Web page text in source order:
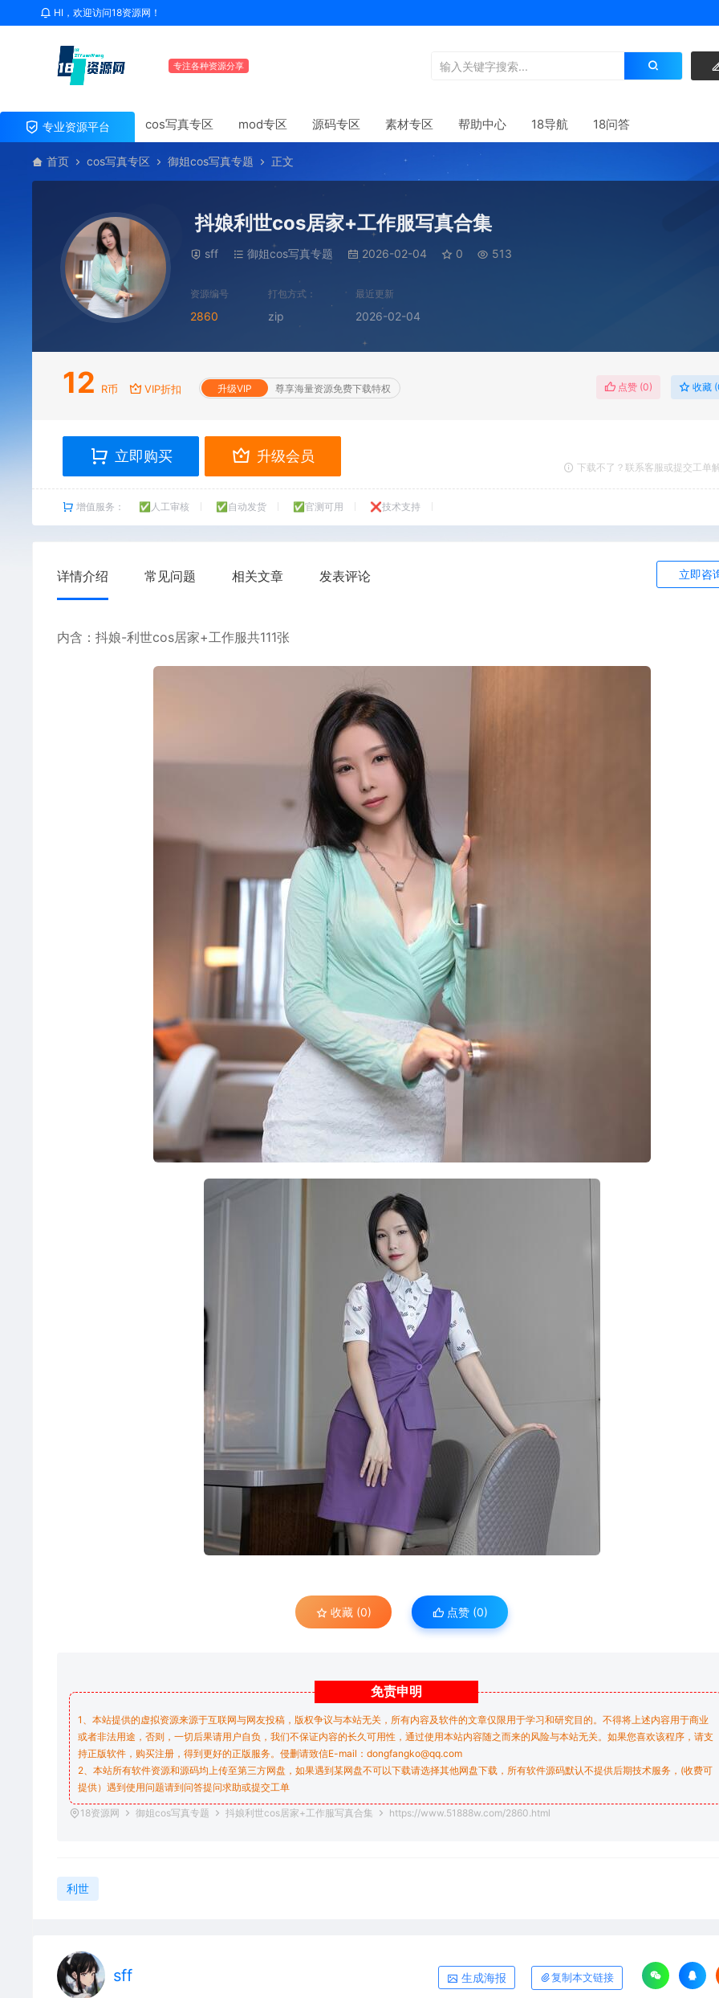
HI，欢迎访问18资源网！
专注各种资源分享
专业资源平台 cos写真专区 mod专区 源码专区 素材专区 帮助中心 18导航 18问答
首页 cos写真专区 御姐cos写真专题 正文
抖娘利世cos居家+工作服写真合集
sff 御姐cos写真专题 2026-02-04 0 513
资源编号
2860
打包方式：
zip
最近更新
2026-02-04
12 R币 VIP折扣 升级VIP 尊享海量资源免费下载特权 点赞 (0) 收藏
立即购买 升级会员
下载不了？联系客服或提交工单
增值服务： ✅人工审核 ✅自动发货 ✅官测可用 ❌技术支持
详情介绍 常见问题 相关文章 发表评论 立即咨
内含：抖娘-利世cos居家+工作服共111张
收藏 (0) 点赞 (0)
免责申明
1、本站提供的虚拟资源来源于互联网与网友投稿，版权争议与本站无关，所有内容及软件的文章仅限用于学习和研究目的。不得将上述内容用于商业
或者非法用途，否则，一切后果请用户自负，我们不保证内容的长久可用性，通过使用本站内容随之而来的风险与本站无关。如果您喜欢该程序，请支
持正版软件，购买注册，得到更好的正版服务。侵删请致信E-mail：dongfangko@qq.com
2、本站所有软件资源和源码均上传至第三方网盘，如果遇到某网盘不可以下载请选择其他网盘下载，所有软件源码默认不提供后期技术服务，(收费可
提供）遇到使用问题请到问答提问求助或提交工单
18资源网 御姐cos写真专题 抖娘利世cos居家+工作服写真合集 https://www.51888w.com/2860.html
利世
sff 生成海报 复制本文链接